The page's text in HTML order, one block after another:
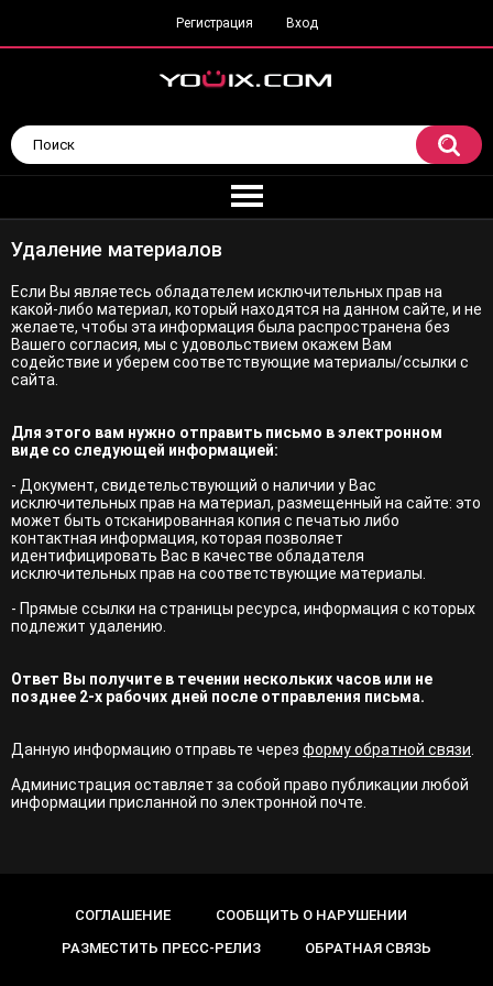
Регистрация Вход
Удаление материалов
Если Вы являетесь обладателем исключительных прав на
какой-либо материал, который находятся на данном сайте, и не
желаете, чтобы эта информация была распространена без
Вашего согласия, мы с удовольствием окажем Вам
содействие и уберем соответствующие материалы/ссылки с
сайта.
Для этого вам нужно отправить письмо в электронном
виде со следующей информацией:
- Документ, свидетельствующий о наличии у Вас
исключительных прав на материал, размещенный на сайте: это
может быть отсканированная копия с печатью либо
контактная информация, которая позволяет
идентифицировать Вас в качестве обладателя
исключительных прав на соответствующие материалы.
- Прямые ссылки на страницы ресурса, информация с которых
подлежит удалению.
Ответ Вы получите в течении нескольких часов или не
позднее 2-х рабочих дней после отправления письма.
Данную информацию отправьте через форму обратной связи
Администрация оставляет за собой право публикации любой
информации присланной по электронной почте.
СОГЛАШЕНИЕ
СООБЩИТЬ О НАРУШЕНИИ
РАЗМЕСТИТЬ ПРЕСС-РЕЛИЗ
ОБРАТНАЯ СВЯЗЬ